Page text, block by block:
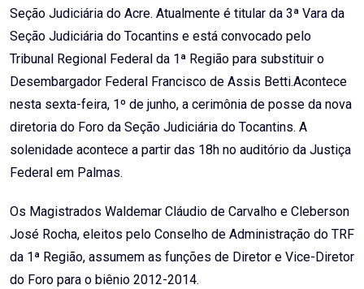
Seção Judiciária do Acre. Atualmente é titular da 3ª Vara da
Seção Judiciária do Tocantins e está convocado pelo
Tribunal Regional Federal da 1ª Região para substituir o
Desembargador Federal Francisco de Assis Betti.Acontece
nesta sexta-feira, 1º de junho, a cerimônia de posse da nova
diretoria do Foro da Seção Judiciária do Tocantins. A
solenidade acontece a partir das 18h no auditório da Justiça
Federal em Palmas.
Os Magistrados Waldemar Cláudio de Carvalho e Cleberson
José Rocha, eleitos pelo Conselho de Administração do TRF
da 1ª Região, assumem as funções de Diretor e Vice-Diretor
do Foro para o biênio 2012-2014.